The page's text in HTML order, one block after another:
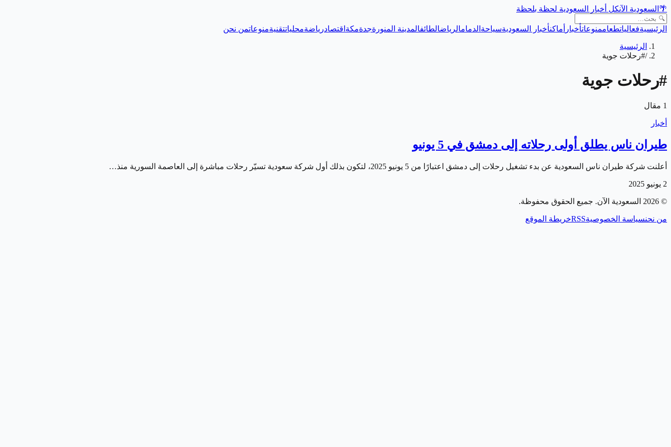
🌴 السعودية الآنكل أخبار السعودية لحظة بلحظة
الرئيسيةفعالياتطعاممنوعاتأخبار أماكنأخبار السعوديةسياحة الدمامالرياضالطائفالمدينة المنورةجدةمكة اقتصادرياضةمحلياتتقنيةمنوعاتمن نحن
الرئيسية
/#رحلات جوية
#رحلات جوية
1 مقال
أخبار
طيران ناس يطلق أولى رحلاته إلى دمشق في 5 يونيو
أعلنت شركة طيران ناس السعودية عن بدء تشغيل رحلات إلى دمشق اعتبارًا من 5 يونيو 2025، لتكون بذلك أول شركة سعودية تسيّر رحلات مباشرة إلى العاصمة السورية منذ…
2 يونيو 2025
©
2026 السعودية الآن. جميع الحقوق محفوظة.
من نحنسياسة الخصوصيةRSSخريطة الموقع